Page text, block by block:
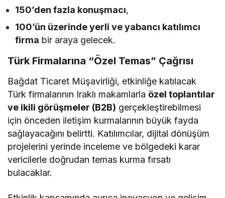
150’den fazla konuşmacı,
100’ün üzerinde yerli ve yabancı katılımcı
firma bir araya gelecek.
​Türk Firmalarına “Özel Temas” Çağrısı
​Bağdat Ticaret Müşavirliği, etkinliğe katılacak
Türk firmalarının Iraklı makamlarla özel toplantılar
ve ikili görüşmeler (B2B) gerçekleştirebilmesi
için önceden iletişim kurmalarının büyük fayda
sağlayacağını belirtti. Katılımcılar, dijital dönüşüm
projelerini yerinde inceleme ve bölgedeki karar
vericilerle doğrudan temas kurma fırsatı
bulacaklar.